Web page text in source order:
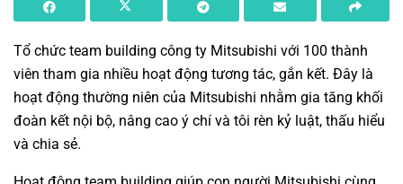
Tổ chức team building công ty Mitsubishi với 100 thành
viên tham gia nhiều hoạt động tương tác, gắn kết. Đây là
hoạt động thường niên của Mitsubishi nhằm gia tăng khối
đoàn kết nội bộ, nâng cao ý chí và tôi rèn kỷ luật, thấu hiểu
và chia sẻ.